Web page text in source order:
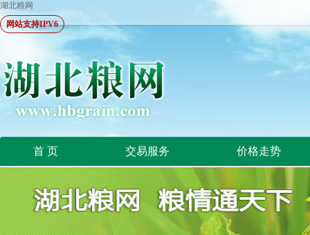
湖北粮网
网站支持IPV6
首 页 交易服务 价格走势